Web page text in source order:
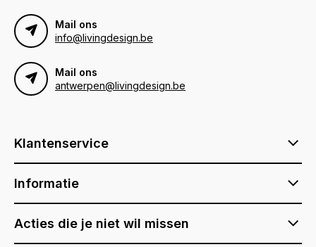
Mail ons
info@livingdesign.be
Mail ons
antwerpen@livingdesign.be
Klantenservice
Informatie
Acties die je niet wil missen